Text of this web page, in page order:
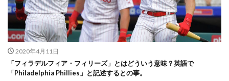
2020年4月11日
「フィラデルフィア・フィリーズ」とはどういう意味？英語で
「Philadelphia Phillies」と記述するとの事。